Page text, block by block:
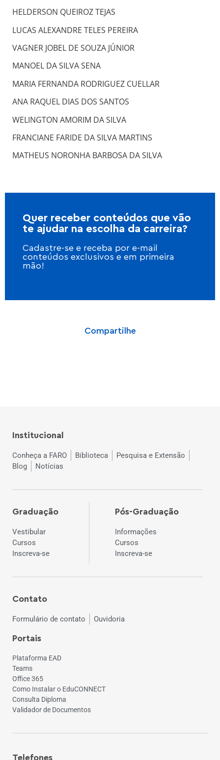
HELDERSON QUEIROZ TEJAS
LUCAS ALEXANDRE TELES PEREIRA
VAGNER JOBEL DE SOUZA JÚNIOR
MANOEL DA SILVA SENA
MARIA FERNANDA RODRIGUEZ CUELLAR
ANA RAQUEL DIAS DOS SANTOS
WELINGTON AMORIM DA SILVA
FRANCIANE FARIDE DA SILVA MARTINS
MATHEUS NORONHA BARBOSA DA SILVA
Quer receber conteúdos que vão
te ajudar na escolha da carreira?
Cadastre-se e receba por e-mail
conteúdos exclusivos e em primeira
mão!
Compartilhe
Institucional
Conheça a FARO Biblioteca
Pesquisa e Extensão
Blog
Notícias
Graduação
Vestibular
Cursos
Inscreva-se
Pós-Graduação
Informações
Cursos
Inscreva-se
Contato
Formulário de contato Ouvidoria
Portais
Plataforma EAD
Teams
Office 365
Como Instalar o EduCONNECT
Consulta Diploma
Validador de Documentos
Telefones